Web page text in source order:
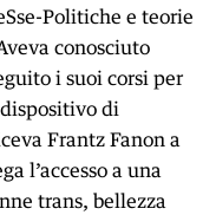
Politiche e teorie
conosciuto
i suoi corsi per
di
Frantz Fanon a
l’accesso a una
trans, bellezza